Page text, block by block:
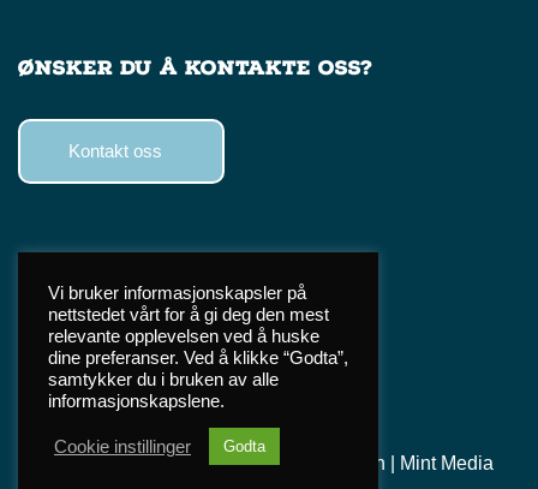
Ønsker du å kontakte oss?
Kontakt oss
Facebook
Instagram
TikTok
Personvern
Mint Media
Vi bruker informasjonskapsler på
nettstedet vårt for å gi deg den mest
relevante opplevelsen ved å huske
dine preferanser. Ved å klikke “Godta”,
samtykker du i bruken av alle
informasjonskapslene.
Cookie instillinger Godta